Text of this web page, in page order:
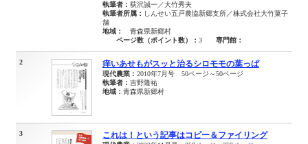
執筆者： 荻沢誠一／大竹秀夫
執筆者所属： しんせい五戸農協新郷支所／株式会社大竹菓子
舗
地域：
青森県新郷村
ページ数（ポイント数）： 3 専門館：
2 痒いあせもがスッと治るシロモモの葉っぱ
現代農業： 2010年7月号 50ページ～50ページ
執筆者： 吉野隆祐
地域： 青森県新郷村
3 これは！という記事はコピー＆ファイリング